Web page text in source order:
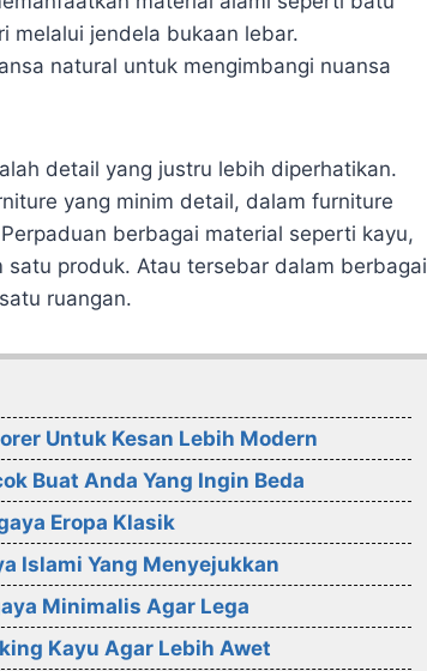
melalui jendela bukaan lebar.
natural untuk mengimbangi nuansa
detail yang justru lebih diperhatikan.
yang minim detail, dalam furniture
berbagai material seperti kayu,
produk. Atau tersebar dalam berbagai
ruangan.
Untuk Kesan Lebih Modern
Buat Anda Yang Ingin Beda
Eropa Klasik
Islami Yang Menyejukkan
Minimalis Agar Lega
Kayu Agar Lebih Awet